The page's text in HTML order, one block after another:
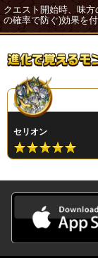
クエスト開始時、味
の確率で防ぐ)効果を
セリオン